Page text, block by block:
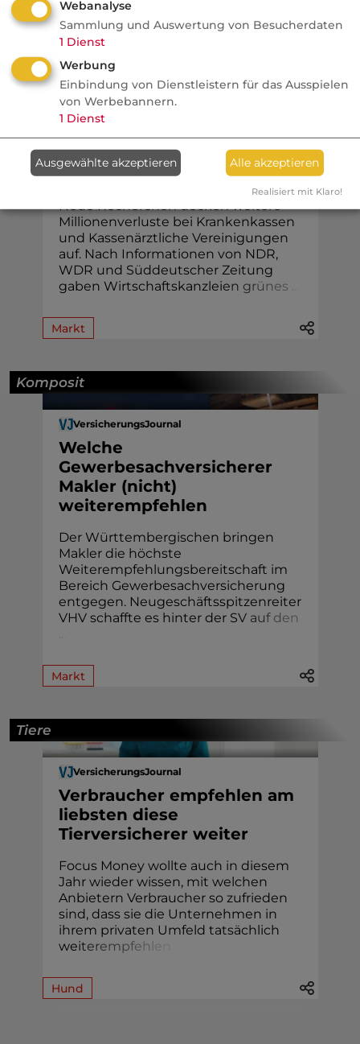
KV
Tagesschau
Krankenkassen: Weitere
Millionenverluste durch
fragwürdige Anlagen
Neue Recherchen decken weitere
Millionenverluste bei Krankenkassen
und Kassenärztliche Vereinigungen
auf. Nach Informationen von NDR,
WDR und Süddeutscher Zeitung
gaben Wirtschaftskanzleien grünes
Markt
Komposit
VersicherungsJournal
Welche
Gewerbesachversicherer
Makler (nicht)
weiterempfehlen
Der Württembergischen bringen
Makler die höchste
Weiterempfehlungsbereitschaft im
Bereich Gewerbesachversicherung
entgegen. Neugeschäftsspitzenreiter
VHV schaffte es hinter der SV auf den
Markt
Tiere
VersicherungsJournal
Verbraucher empfehlen am
liebsten diese
Tierversicherer weiter
Focus Money wollte auch in diesem
Jahr wieder wissen, mit welchen
Anbietern Verbraucher so zufrieden
sind, dass sie die Unternehmen in
ihrem privaten Umfeld tatsächlich
weiterempfeh le
Hund
Webanalyse
Sammlung und Auswertung von Besucherdaten
1 Dienst
Werbung
Einbindung von Dienstleistern für das Ausspielen
von Werbebannern.
1 Dienst
Ausgewählte akzeptieren Alle akzeptieren
Realisiert mit Klaro!